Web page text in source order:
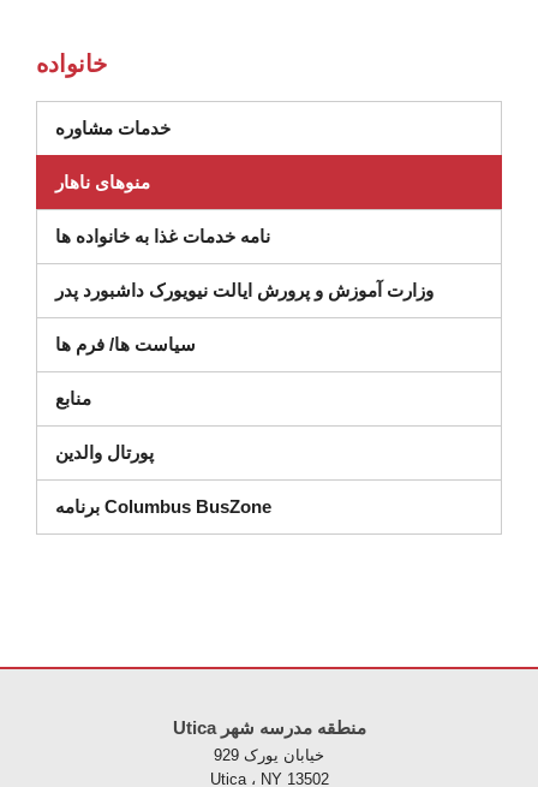
خانواده
خدمات مشاوره
منوهای ناهار
نامه خدمات غذا به خانواده ها
وزارت آموزش و پرورش ایالت نیویورک داشبورد پدرپنجره جدید)
سیاست ها/ فرم ها
منابع
پورتال والدین
برنامه Columbus BusZone
Utica منطقه مدرسه شهر
خیابان یورک 929
Utica ، NY 13502